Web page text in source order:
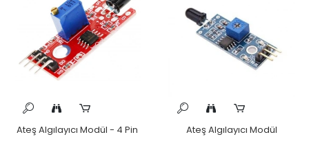
Ateş Algılayıcı Modül - 4 Pin Ateş Algılayıcı Modül